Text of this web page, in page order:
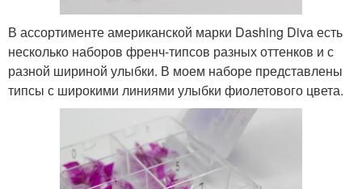
В ассортименте американской марки Dashing Diva есть
несколько наборов френч-типсов разных оттенков и с
разной шириной улыбки. В моем наборе представлены
типсы с широкими линиями улыбки фиолетового цвета.